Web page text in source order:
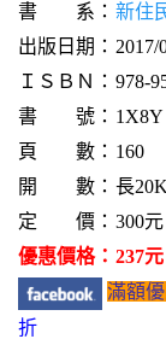
書 系： 新住
出版日期：2017/
ＩＳＢＮ：978-
書 號：1X8Y
頁 數：160
開 數：長20K
定 價：300元
優惠價格：237元
滿額
折